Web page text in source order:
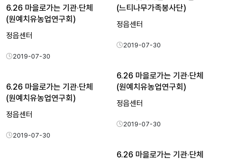
(느티나무가족봉사단)
정읍센터
2019-07-30
6.26 마을로가는 기관·단체
(원예치유농업연구회)
정읍센터
2019-07-30
6.26 마을로가는 기관·단체
(원예치유농업연구회)
정읍센터
2019-07-30
6.26 마을로가는 기관·단체
(원예치유농업연구회)
정읍센터
2019-07-30
6.26 마을로가는 기관·단체